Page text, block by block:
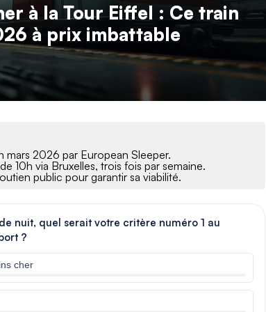
à la Tour Eiffel : Ce train
à prix imbattable
mars 2026 par European Sleeper.
10h via Bruxelles, trois fois par semaine.
public pour garantir sa viabilité.
nuit, quel serait votre critère numéro 1 au
?
cher